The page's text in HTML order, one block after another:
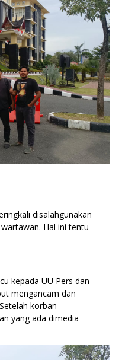
disalahgunakan
Hal ini tentu
kepada UU Pers dan
mengancam dan
korban
yang ada dimedia